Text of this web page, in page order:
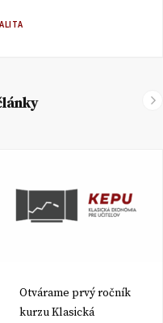
Otvárame prvý ročník
kurzu Klasická